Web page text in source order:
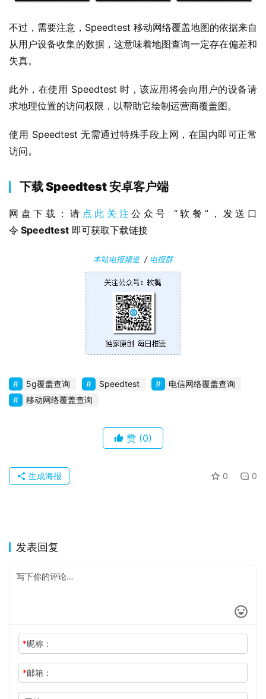
关
于
不过，需要注意，Speedtest 移动网络覆盖地图的依据来自
从用户设备收集的数据，这意味着地图查询一定存在偏差和
失真。
此外，在使用 Speedtest 时，该应用将会向用户的设备请
求地理位置的访问权限，以帮助它绘制运营商覆盖图。
使用 Speedtest 无需通过特殊手段上网，在国内即可正常
访问。
下载 Speedtest 安卓客户端
网盘下载：请 点此关注公众号 “软餐”，发送口
令 Speedtest 即可获取下载链接
本站电报频道/ 电报群
5g覆盖查询 Speedtest
电信网络覆盖查询
移动网络覆盖查询
赞 (0)
0 0
生成海报
发表回复
*昵称：
*邮箱：